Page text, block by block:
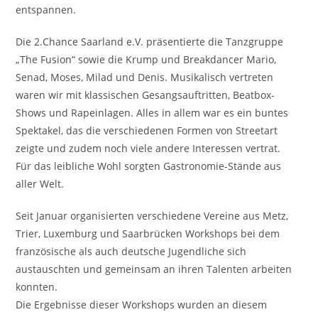
entspannen.
Die 2.Chance Saarland e.V. präsentierte die Tanzgruppe
„The Fusion“ sowie die Krump und Breakdancer Mario,
Senad, Moses, Milad und Denis. Musikalisch vertreten
waren wir mit klassischen Gesangsauftritten, Beatbox-
Shows und Rapeinlagen. Alles in allem war es ein buntes
Spektakel, das die verschiedenen Formen von Streetart
zeigte und zudem noch viele andere Interessen vertrat.
Für das leibliche Wohl sorgten Gastronomie-Stände aus
aller Welt.
Seit Januar organisierten verschiedene Vereine aus Metz,
Trier, Luxemburg und Saarbrücken Workshops bei dem
französische als auch deutsche Jugendliche sich
austauschten und gemeinsam an ihren Talenten arbeiten
konnten.
Die Ergebnisse dieser Workshops wurden an diesem